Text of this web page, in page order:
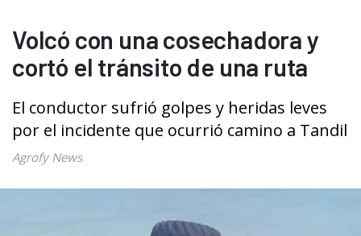
Volcó con una cosechadora y
cortó el tránsito de una ruta
El conductor sufrió golpes y heridas leves
por el incidente que ocurrió camino a Tandil
Agrofy News